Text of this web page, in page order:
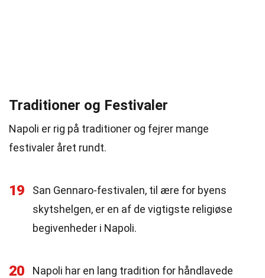
Traditioner og Festivaler
Napoli er rig på traditioner og fejrer mange
festivaler året rundt.
19
San Gennaro-festivalen, til ære for byens
skytshelgen, er en af de vigtigste religiøse
begivenheder i Napoli.
20 Napoli har en lang tradition for håndlavede